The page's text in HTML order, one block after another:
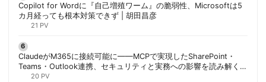
Copilot for Wordに『自己増殖ワーム』の脆弱性、Microsoftは5
カ月経っても根本対策できず | 胡田昌彦
21 PV
ClaudeがM365に接続可能に——MCPで実現したSharePoint・
Teams・Outlook連携、セキュリティと実務への影響を読み解く |
胡田昌彦
20 PV